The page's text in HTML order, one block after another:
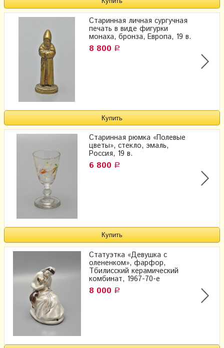
Старинная личная сургучная
печать в виде фигурки
монаха, бронза, Европа, 19 в.
8 800 Р
Старинная рюмка «Полевые
цветы», стекло, эмаль,
Россия, 19 в.
6 800 Р
Статуэтка «Девушка с
олененком», фарфор,
Тбилисский керамический
комбинат, 1967-70-е
8 000 Р